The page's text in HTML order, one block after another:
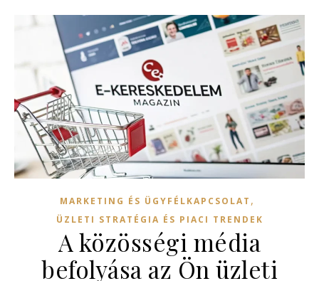
MARKETING ÉS ÜGYFÉLKAPCSOLAT ,
ÜZLETI STRATÉGIA ÉS PIACI TRENDEK
A közösségi média
befolyása az Ön üzleti